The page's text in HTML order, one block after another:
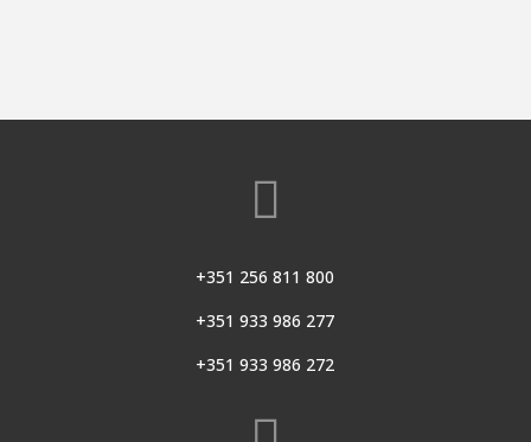

+351 256 811 800
+351 933 986 277
+351 933 986 272